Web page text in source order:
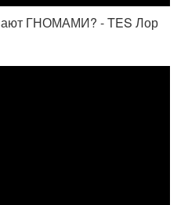
ГНОМАМИ? - TES Лор